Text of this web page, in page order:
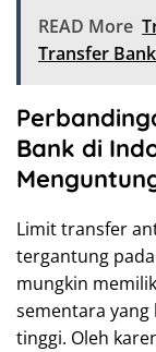
READ More
Transfer
Bank di
Limit transfer
tergantung
mungkin
sementara
tinggi. Oleh